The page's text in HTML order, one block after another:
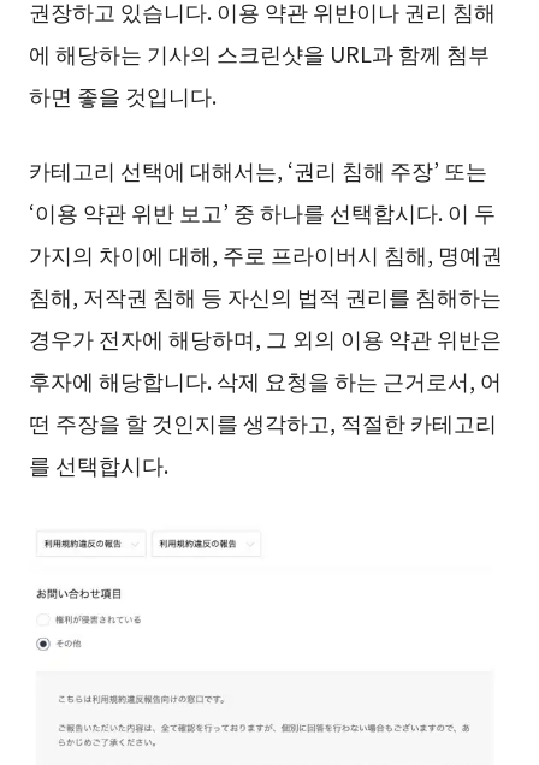
권장하고 있습니다. 이용 약관 위반이나 권리 침해
에 해당하는 기사의 스크린샷을 URL과 함께 첨부
하면 좋을 것입니다.
카테고리 선택에 대해서는, ‘권리 침해 주장’ 또는
‘이용 약관 위반 보고’ 중 하나를 선택합시다. 이 두
가지의 차이에 대해, 주로 프라이버시 침해, 명예권
침해, 저작권 침해 등 자신의 법적 권리를 침해하는
경우가 전자에 해당하며, 그 외의 이용 약관 위반은
후자에 해당합니다. 삭제 요청을 하는 근거로서, 어
떤 주장을 할 것인지를 생각하고, 적절한 카테고리
를 선택합시다.